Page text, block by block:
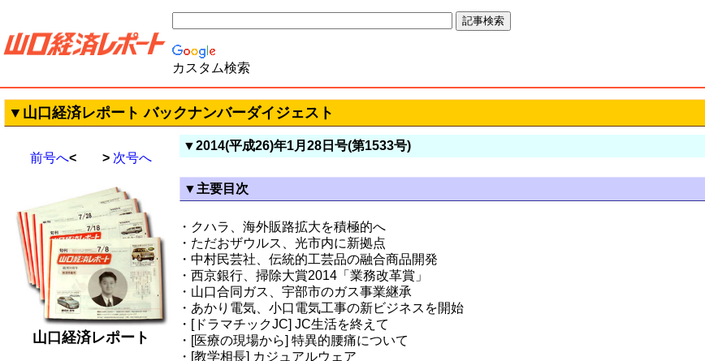
カスタム検索
▼山口経済レポート バックナンバーダイジェスト
前号へ< > 次号へ
山口経済レポート
▼2014(平成26)年1月28日号(第1533号)
▼主要目次
・クハラ、海外販路拡大を積極的へ
・ただおザウルス、光市内に新拠点
・中村民芸社、伝統的工芸品の融合商品開発
・西京銀行、掃除大賞2014「業務改革賞」
・山口合同ガス、宇部市のガス事業継承
・あかり電気、小口電気工事の新ビジネスを開始
・[ドラマチックJC] JC生活を終えて
・[医療の現場から] 特異的腰痛について
・[教学相長] カジュアルウェア